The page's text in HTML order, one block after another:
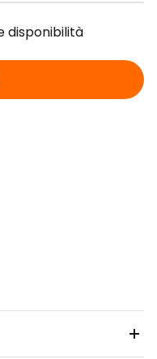
disponibilità